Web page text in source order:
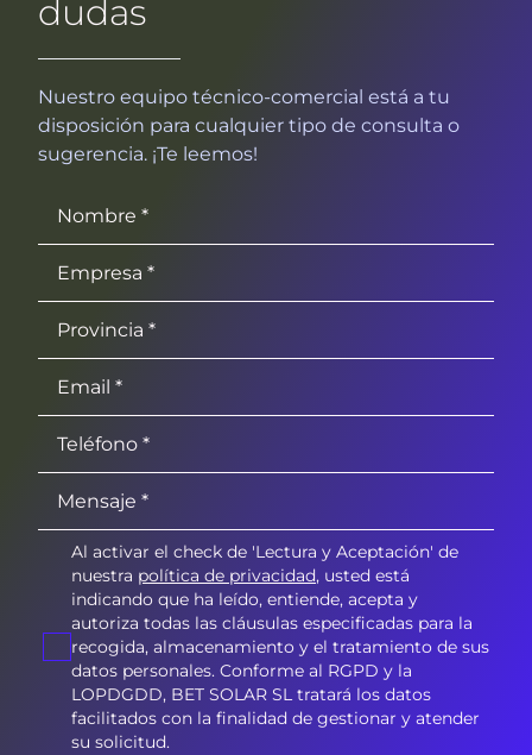
dudas
Nuestro equipo técnico-comercial está a tu
disposición para cualquier tipo de consulta o
sugerencia. ¡Te leemos!
Al activar el check de 'Lectura y Aceptación' de
nuestra política de privacidad, usted está
indicando que ha leído, entiende, acepta y
autoriza todas las cláusulas especificadas para la
recogida, almacenamiento y el tratamiento de sus
datos personales. Conforme al RGPD y la
LOPDGDD, BET SOLAR SL tratará los datos
facilitados con la finalidad de gestionar y atender
su solicitud.